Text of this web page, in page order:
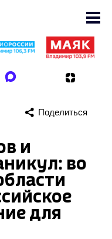
Поделиться
и
во
для